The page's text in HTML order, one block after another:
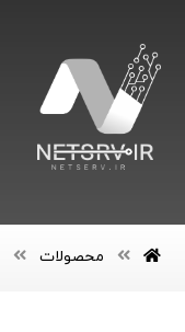
محصولات